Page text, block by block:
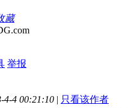
藏
举报
4-4 00:21:10 | 只看该作者